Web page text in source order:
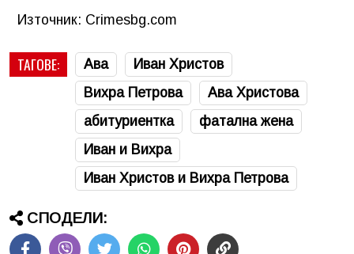
Източник: Crimesbg.com
ТАГОВЕ: Ава
Иван Христов
Вихра Петрова
Ава Христова
абитуриентка
фатална жена
Иван и Вихра
Иван Христов и Вихра Петрова
СПОДЕЛИ: